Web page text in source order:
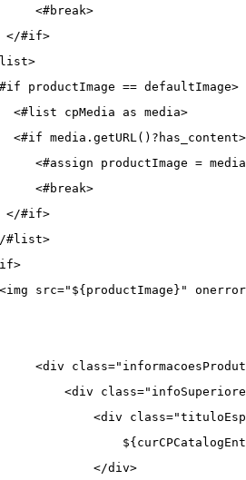
<#break>
</#if>
productImage == defaultImage>
<#list cpMedia as media>
<#if
<#assign productImage =
<#break>
</#if>
#list>
src="${productImage}"
<div
<div
<div
</div>